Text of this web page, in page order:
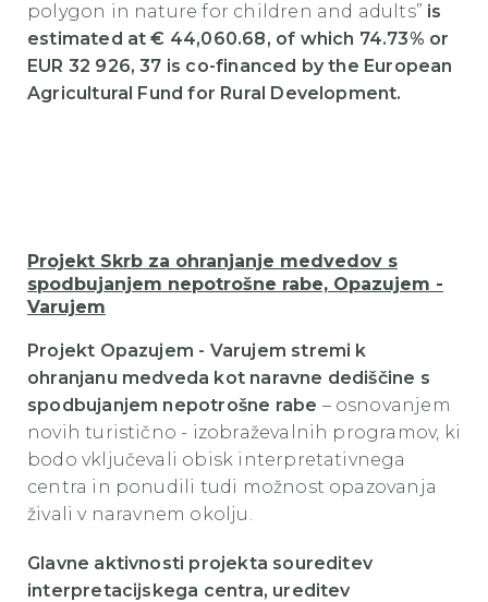
polygon in nature for children and adults” is
estimated at € 44,060.68, of which 74.73% or
EUR 32 926, 37 is co-financed by the European
Agricultural Fund for Rural Development.
Projekt Skrb za ohranjanje medvedov s
spodbujanjem nepotrošne rabe, Opazujem -
Varujem
Projekt Opazujem - Varujem stremi k
ohranjanu medveda kot naravne dediščine s
spodbujanjem nepotrošne rabe – osnovanjem
novih turistično - izobraževalnih programov, ki
bodo vključevali obisk interpretativnega
centra in ponudili tudi možnost opazovanja
živali v naravnem okolju.
Glavne aktivnosti projekta soureditev
interpretacijskega centra, ureditev